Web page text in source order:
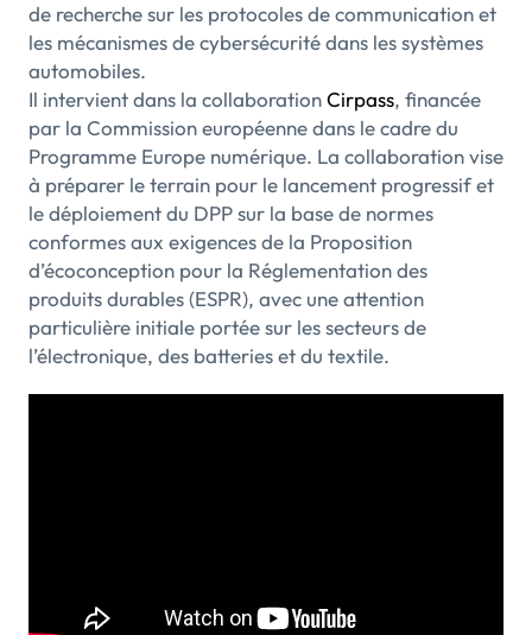
de recherche sur les protocoles de communication et
les mécanismes de cybersécurité dans les systèmes
automobiles.
Il intervient dans la collaborationCirpass, financée
par la Commission européenne dans le cadre du
Programme Europe numérique. La collaboration vise
à préparer le terrain pour le lancement progressif et
le déploiement du DPP sur la base de normes
conformes aux exigences de la Proposition
d’écoconception pour la Réglementation des
produits durables (ESPR), avec une attention
particulière initiale portée sur les secteurs de
l’électronique, des batteries et du textile.